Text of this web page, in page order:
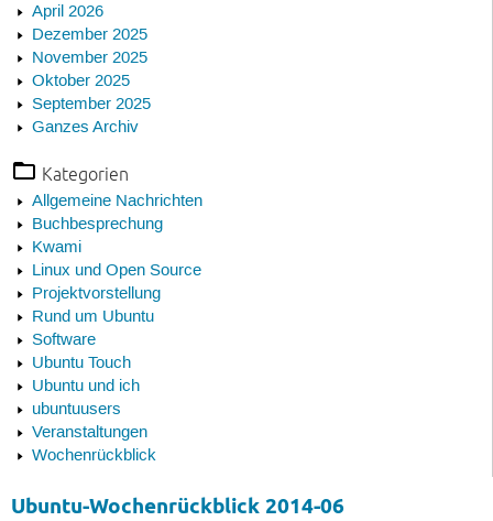
April 2026
Dezember 2025
November 2025
Oktober 2025
September 2025
Ganzes Archiv
Kategorien
Allgemeine Nachrichten
Buchbesprechung
Kwami
Linux und Open Source
Projektvorstellung
Rund um Ubuntu
Software
Ubuntu Touch
Ubuntu und ich
ubuntuusers
Veranstaltungen
Wochenrückblick
Ubuntu-Wochenrückblick 2014-06